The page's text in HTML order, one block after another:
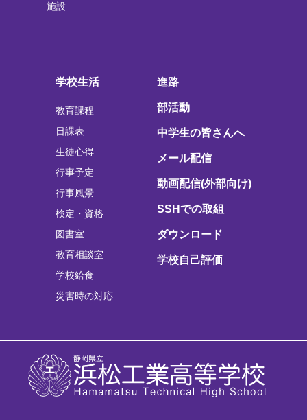
施設
学校生活
教育課程
日課表
生徒心得
行事予定
行事風景
検定・資格
図書室
教育相談室
学校給食
災害時の対応
進路
部活動
中学生の皆さんへ
メール配信
動画配信(外部向け)
SSHでの取組
ダウンロード
学校自己評価